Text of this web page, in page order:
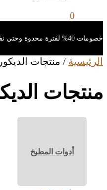
0
خصومات 40% لفترة محدوة وحتي نفاذ الكمية
الرئيسية / منتجات الديكور
منتجات
أدوات المطبخ